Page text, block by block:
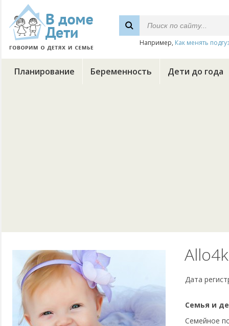
Например, Как менять
Планирование Беременность Дети до года
Дата
Семья и
Семейное